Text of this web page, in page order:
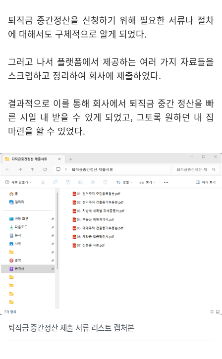
퇴직금 중간정산을 신청하기 위해 필요한 서류나 절차
에 대해서도 구체적으로 알게 되었다.
그러고 나서 플랫폼에서 제공하는 여러 가지 자료들을
스크랩하고 정리하여 회사에 제출하였다.
결과적으로 이를 통해 회사에서 퇴직금 중간 정산을 빠
른 시일 내 받을 수 있게 되었고, 그토록 원하던 내 집
마련을 할 수 있었다.
퇴직금 중간정산 제출 서류 리스트 캡처본